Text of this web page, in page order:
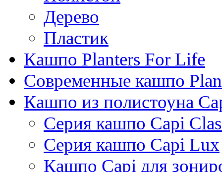
Дерево
Пластик
Кашпо Planters For Life
Современные кашпо
Кашпо из полистоуна
Серия кашпо Capi
Серия кашпо Capi Lux
Кашпо Capi для